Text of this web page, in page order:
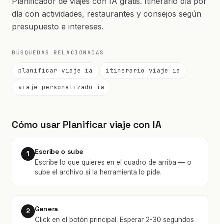
día con actividades, restaurantes y consejos según
presupuesto e intereses.
BÚSQUEDAS RELACIONADAS
planificar viaje ia
itinerario viaje ia
viaje personalizado ia
Cómo usar Planificar viaje con IA
1 Escribe o sube
Escribe lo que quieres en el cuadro de arriba — o
sube el archivo si la herramienta lo pide.
2 Genera
Click en el botón principal. Esperar 2-30 segundos